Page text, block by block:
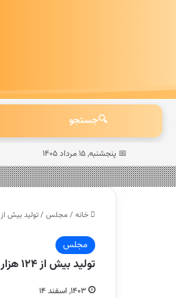
🔍جستجو
📅 پنجشنبه, ۱۵ مرداد ۱۴۰۵
خانه /مجلس /تولید بیش از ۱۲۴ هزار مگاوات برق در لایحه برنامه هفتم توسعه – هشت صبح
مجلس
تولید بیش از ۱۲۴ هزار مگاوات برق در لایحه برنامه هفتم توسعه – هشت صبح
۱۴۰۳, اسفند ۱۴